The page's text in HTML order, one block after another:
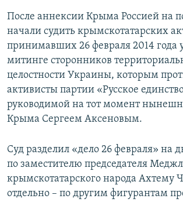
После аннексии Крыма Россией на
начали судить крымскотатарских
принимавших 26 февраля 2014 года
митинге сторонников
целостности Украины, которым
активисты партии «Русское
руководимой на тот момент
Крыма Сергеем Аксеновым.
Суд разделил «дело 26 февраля» на
по заместителю председателя
крымскотатарского народа Ахтему
отдельно – по другим фигурантам